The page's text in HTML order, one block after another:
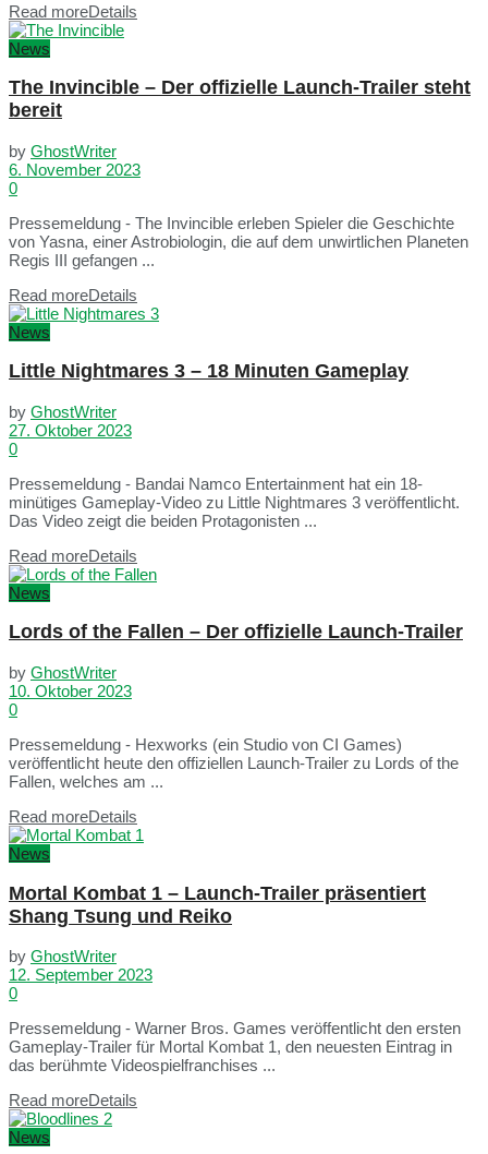
Read moreDetails
News
The Invincible – Der offizielle Launch-Trailer steht
bereit
by GhostWriter
6. November 2023
0
Pressemeldung - The Invincible erleben Spieler die Geschichte
von Yasna, einer Astrobiologin, die auf dem unwirtlichen Planeten
Regis III gefangen ...
Read moreDetails
News
Little Nightmares 3 – 18 Minuten Gameplay
by GhostWriter
27. Oktober 2023
0
Pressemeldung - Bandai Namco Entertainment hat ein 18-
minütiges Gameplay-Video zu Little Nightmares 3 veröffentlicht.
Das Video zeigt die beiden Protagonisten ...
Read moreDetails
News
Lords of the Fallen – Der offizielle Launch-Trailer
by GhostWriter
10. Oktober 2023
0
Pressemeldung - Hexworks (ein Studio von CI Games)
veröffentlicht heute den offiziellen Launch-Trailer zu Lords of the
Fallen, welches am ...
Read moreDetails
News
Mortal Kombat 1 – Launch-Trailer präsentiert
Shang Tsung und Reiko
by GhostWriter
12. September 2023
0
Pressemeldung - Warner Bros. Games veröffentlicht den ersten
Gameplay-Trailer für Mortal Kombat 1, den neuesten Eintrag in
das berühmte Videospielfranchises ...
Read moreDetails
News